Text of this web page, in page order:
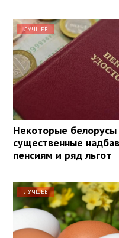
ЛУЧШЕЕ
Некоторые белорусы
существенные
пенсиям и ряд льгот
ЛУЧШЕЕ